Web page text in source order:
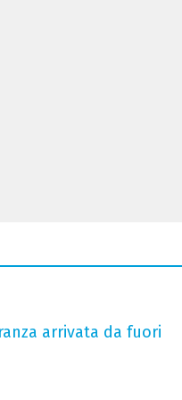
arrivata da fuori